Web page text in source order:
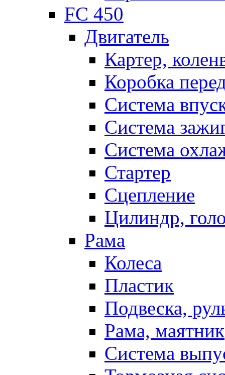
FC 450
Двигатель
Картер,
Коробка
Система
Система
Система
Стартер
Сцепление
Цилиндр,
Рама
Колеса
Пластик
Подвеска,
Рама, маятник
Система